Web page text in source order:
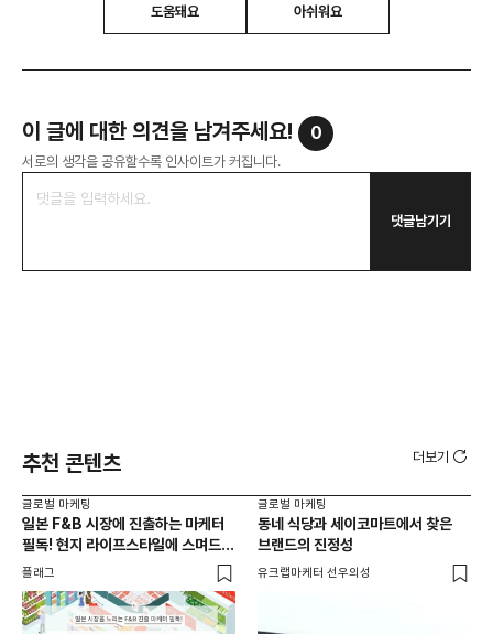
도움돼요 아쉬워요
이 글에 대한 의견을 남겨주세요! 0
서로의 생각을 공유할수록 인사이트가 커집니다.
댓글남기기
추천 콘텐츠 더보기
글로벌 마케팅
일본 F&B 시장에 진출하는 마케터
필독! 현지 라이프스타일에 스며드는
5가지 로컬라이징 전략
플래그
글로벌 마케팅
동네 식당과 세이코마트에서 찾은
브랜드의 진정성
유크랩마케터 선우의성